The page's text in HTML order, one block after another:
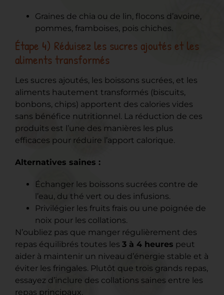
Graines de chia ou de lin, flocons d’avoine,
pommes, framboises, pois chiches.
Étape 4) Réduisez les sucres ajoutés et les
aliments transformés
Les sucres ajoutés, les boissons sucrées, et les
aliments hautement transformés (biscuits,
bonbons, chips) apportent des calories vides
sans bénéfice nutritionnel. La réduction de ces
produits est l’une des manières les plus
efficaces pour réduire l’apport calorique.
Alternatives saines :
Échanger les boissons sucrées contre de
l’eau, du thé vert ou des infusions.
Privilégier les fruits frais ou une poignée de
noix pour les collations.
N’oubliez pas que manger régulièrement des
repas équilibrés toutes les 3 à 4 heures peut
aider à maintenir un niveau d’énergie stable et à
éviter les fringales. Plutôt que trois grands repas,
essayez d’inclure des collations saines entre les
repas principaux.